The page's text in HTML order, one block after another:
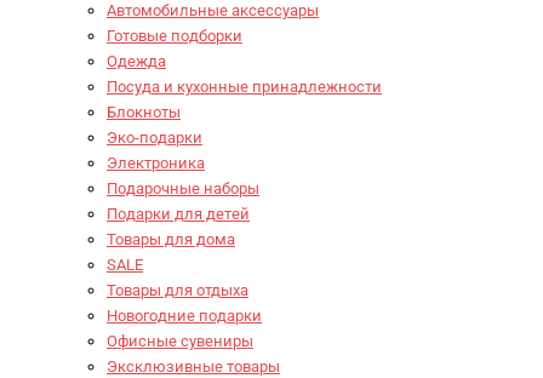
Автомобильные аксессуары
Готовые подборки
Одежда
Посуда и кухонные принадлежности
Блокноты
Эко-подарки
Электроника
Подарочные наборы
Подарки для детей
Товары для дома
SALE
Товары для отдыха
Новогодние подарки
Офисные сувениры
Эксклюзивные товары